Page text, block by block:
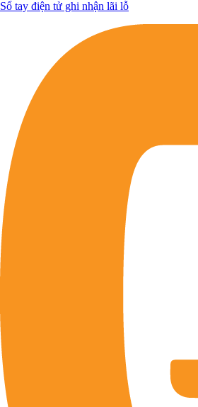
Sổ tay điện tử ghi nhận lãi lỗ